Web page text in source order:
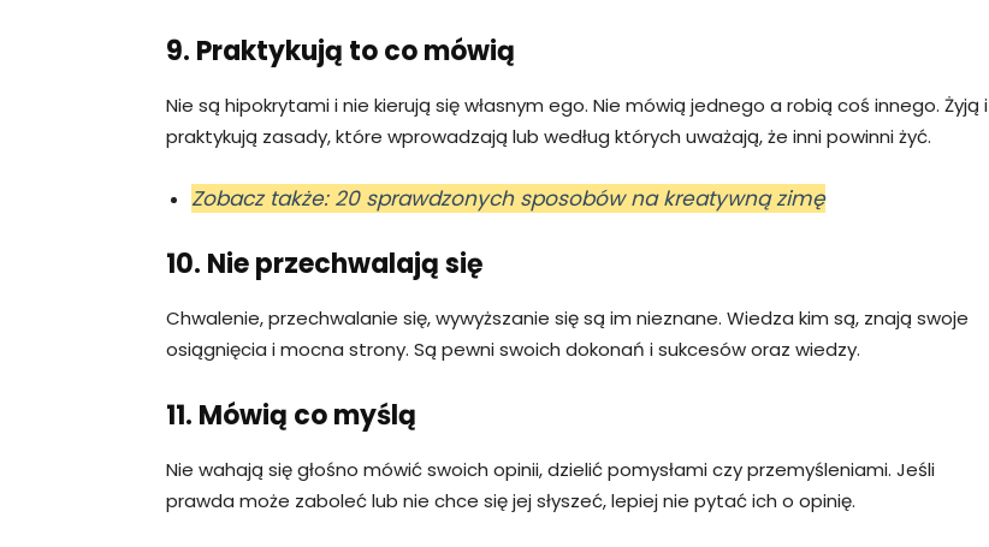
9. Praktykują to co mówią
Nie są hipokrytami i nie kierują się własnym ego. Nie mówią jednego a robią coś innego. Żyją i
praktykują zasady, które wprowadzają lub według których uważają, że inni powinni żyć.
Zobacz także: 20 sprawdzonych sposobów na kreatywną zimę
10. Nie przechwalają się
Chwalenie, przechwalanie się, wywyższanie się są im nieznane. Wiedza kim są, znają swoje
osiągnięcia i mocna strony. Są pewni swoich dokonań i sukcesów oraz wiedzy.
11. Mówią co myślą
Nie wahają się głośno mówić swoich opinii, dzielić pomysłami czy przemyśleniami. Jeśli
prawda może zaboleć lub nie chce się jej słyszeć, lepiej nie pytać ich o opinię.